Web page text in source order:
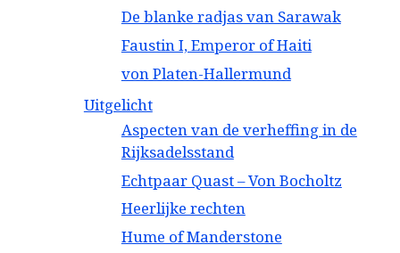
De blanke radjas van Sarawak
Faustin I, Emperor of Haiti
von Platen-Hallermund
Uitgelicht
Aspecten van de verheffing in de
Rijksadelsstand
Echtpaar Quast – Von Bocholtz
Heerlijke rechten
Hume of Manderstone